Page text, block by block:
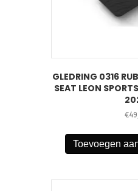
GLEDRING 0316
SEAT LEON
€
Toevoegen